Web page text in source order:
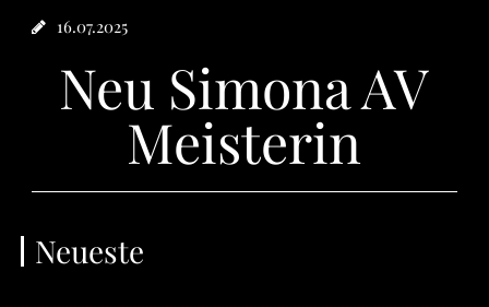
16.07.2025
Neu Simona AV
Meisterin
Neueste